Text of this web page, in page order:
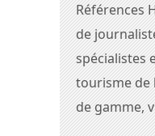
Références
de
spécialistes
tourisme de
de gamme,